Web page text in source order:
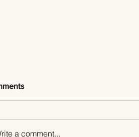
a comment...